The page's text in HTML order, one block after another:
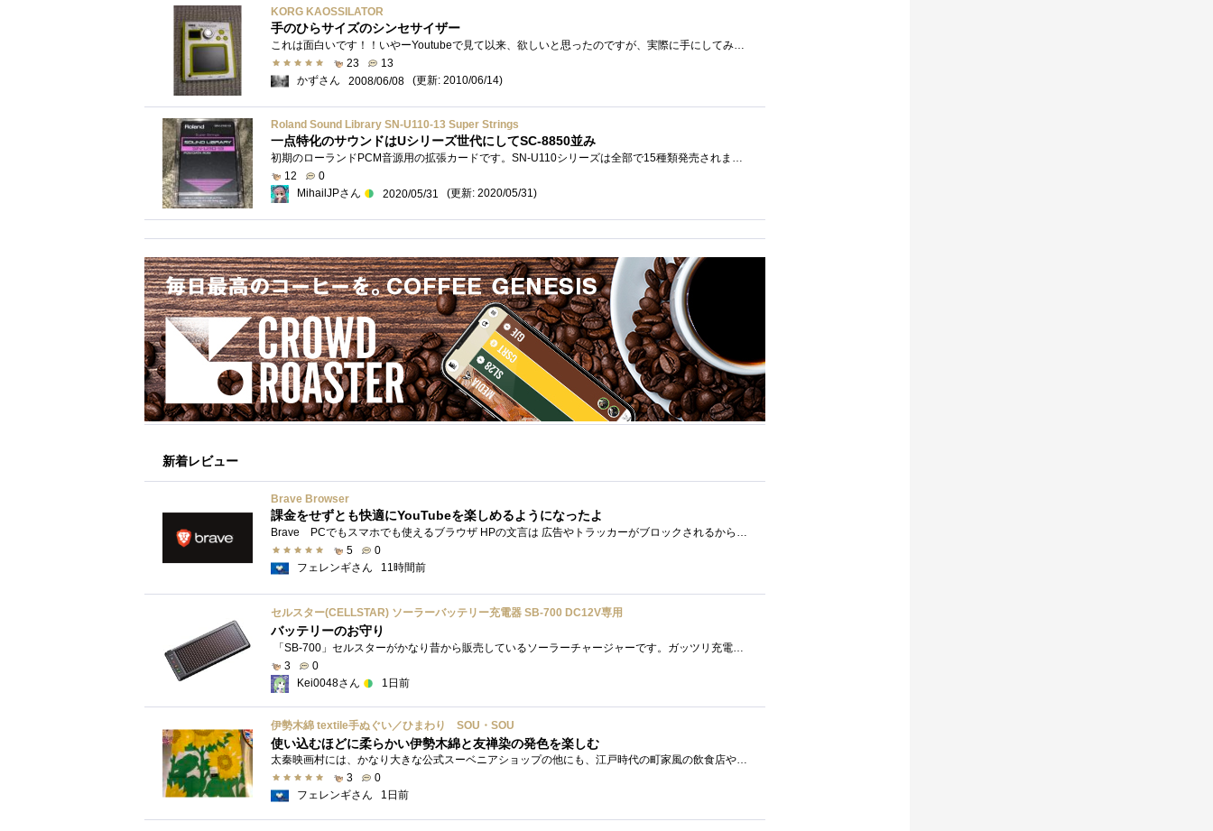
KORG KAOSSILATOR
手のひらサイズのシンセサイザー
これは面白いです！！いやーYoutubeで見て以来、欲しいと思ったのですが、実際に手にしてみると、単純な動作にもかかわらず多彩な音が出ます。�...
23
13
かずさん
2008/06/08 (更新: 2010/06/14)
Roland Sound Library SN-U110-13 Super Strings
一点特化のサウンドはUシリーズ世代にしてSC‐8850並み
初期のローランドPCM音源用の拡張カードです。SN-U110シリーズは全部で15種類発売されましたが、その13番目は「SuperStrings」です。 音質を重視して�...
12
0
MihailJPさん
2020/05/31 (更新: 2020/05/31)
新着レビュー
Brave Browser
課金をせずとも快適にYouTubeを楽しめるようになったよ
Brave PCでもスマホでも使えるブラウザ HPの文言は 広告やトラッカーがブロックされるから、訪問するサイトをよりすっきりした表示で閲覧でき�...
5
0
フェレンギさん
11時間前
セルスター(CELLSTAR) ソーラーバッテリー充電器 SB-700 DC12V専用
バッテリーのお守り
「SB-700」セルスターがかなり昔から販売しているソーラーチャージャーです。ガッツリ充電する用ではなく待機電力(暗電流って言うらしい)対策�...
3
0
Kei0048さん
1日前
伊勢木綿 textile手ぬぐい／ひまわり SOU・SOU
使い込むほどに柔らかい伊勢木綿と友禅染の発色を楽しむ
太秦映画村には、かなり大きな公式スーベニアショップの他にも、江戸時代の町家風の飲食店や土産物店が軒を連ねておりました。 何かよいもの...
3
0
フェレンギさん
1日前